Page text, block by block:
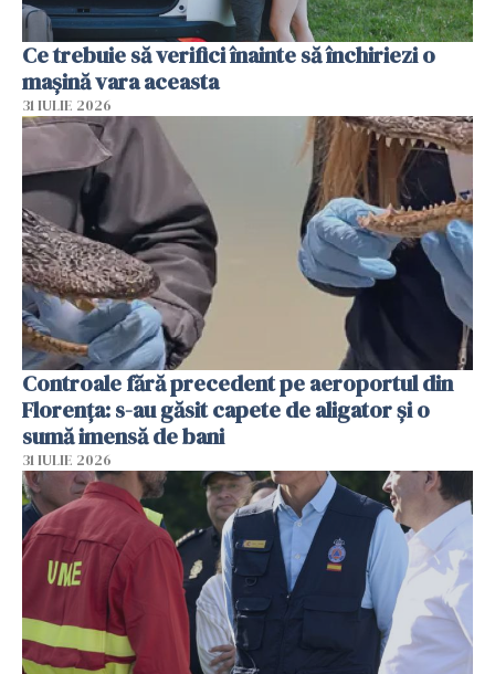
Ce trebuie să verifici înainte să închiriezi o
mașină vara aceasta
31 IULIE 2026
Controale fără precedent pe aeroportul din
Florența: s-au găsit capete de aligator și o
sumă imensă de bani
31 IULIE 2026